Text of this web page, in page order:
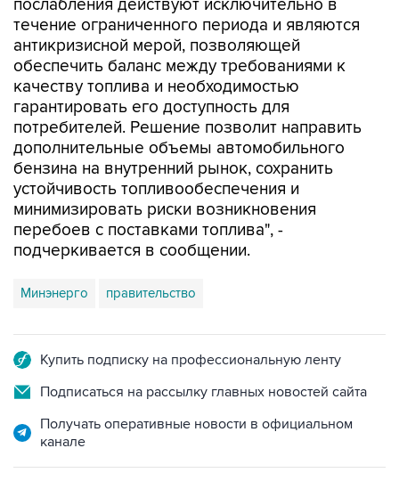
послабления действуют исключительно в
течение ограниченного периода и являются
антикризисной мерой, позволяющей
обеспечить баланс между требованиями к
качеству топлива и необходимостью
гарантировать его доступность для
потребителей. Решение позволит направить
дополнительные объемы автомобильного
бензина на внутренний рынок, сохранить
устойчивость топливообеспечения и
минимизировать риски возникновения
перебоев с поставками топлива", -
подчеркивается в сообщении.
Минэнерго правительство
Купить подписку на профессиональную ленту
Подписаться на рассылку главных новостей сайта
Получать оперативные новости в официальном
канале